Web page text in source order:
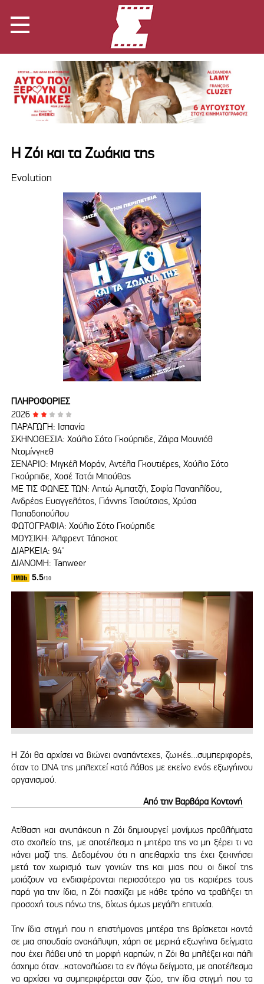
Η Ζόι και τα Ζωάκια της
Evolution
ΠΛΗΡΟΦΟΡΙΕΣ
2026
ΠΑΡΑΓΩΓΗ: Ισπανία
ΣΚΗΝΟΘΕΣΙΑ: Χούλιο Σότο Γκούρπιδε, Ζάιρα Μουνιόθ
Ντομίνγκεθ
ΣΕΝΑΡΙΟ: Μιγκέλ Μοράν, Αντέλα Γκουτιέρες, Χούλιο Σότο
Γκούρπιδε, Χοσέ Τατάι Μπούθας
ΜΕ ΤΙΣ ΦΩΝΕΣ ΤΩΝ: Λητώ Αμπατζή, Σοφία Παναηλίδου,
Ανδρέας Ευαγγελάτος, Γιάννης Τσιούτσιας, Χρύσα
Παπαδοπούλου
ΦΩΤΟΓΡΑΦΙΑ: Χούλιο Σότο Γκούρπιδε
ΜΟΥΣΙΚΗ: Άλφρεντ Τάπσκοτ
ΔΙΑΡΚΕΙΑ: 94'
ΔΙΑΝΟΜΗ: Tanweer
5.5/10
Η Ζόι θα αρχίσει να βιώνει αναπάντεχες, ζωικές…συμπεριφορές,
όταν το DNA της μπλεχτεί κατά λάθος με εκείνο ενός εξωγήινου
οργανισμού.
Από την Βαρβάρα Κοντονή
Ατίθαση και ανυπάκουη η Ζόι δημιουργεί μονίμως προβλήματα
στο σχολείο της, με αποτέλεσμα η μητέρα της να μη ξέρει τι να
κάνει μαζί της. Δεδομένου ότι η απειθαρχία της έχει ξεκινήσει
μετά τον χωρισμό των γονιών της και μιας που οι δικοί της
μοιάζουν να ενδιαφέρονται περισσότερο για τις καριέρες τους
παρά για την ίδια, η Ζόι πασχίζει με κάθε τρόπο να τραβήξει τη
προσοχή τους πάνω της, δίχως όμως μεγάλη επιτυχία.
Την ίδια στιγμή που η επιστήμονας μητέρα της βρίσκεται κοντά
σε μια σπουδαία ανακάλυψη, χάρη σε μερικά εξωγήινα δείγματα
που έχει λάβει υπό τη μορφή καρπών, η Ζόι θα μπλέξει και πάλι
άσχημα όταν…καταναλώσει τα εν λόγω δείγματα, με αποτέλεσμα
να αρχίσει να συμπεριφέρεται σαν ζώο, την ίδια στιγμή που τα